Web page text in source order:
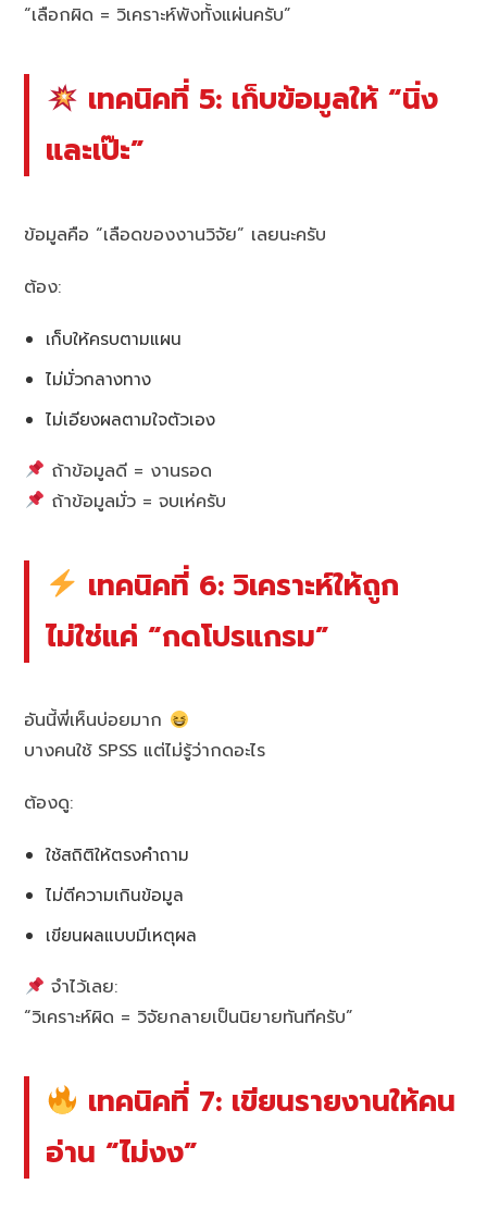
“เลือกผิด = วิเคราะห์พังทั้งแผ่นครับ”
เทคนิคที่ 5: เก็บข้อมูลให้ “นิ่ง
และเป๊ะ”
ข้อมูลคือ “เลือดของงานวิจัย” เลยนะครับ
ต้อง:
เก็บให้ครบตามแผน
ไม่มั่วกลางทาง
ไม่เอียงผลตามใจตัวเอง
ถ้าข้อมูลดี = งานรอด
ถ้าข้อมูลมั่ว = จบเห่ครับ
เทคนิคที่ 6: วิเคราะห์ให้ถูก
ไม่ใช่แค่ “กดโปรแกรม”
อันนี้พี่เห็นบ่อยมาก
บางคนใช้ SPSS แต่ไม่รู้ว่ากดอะไร
ต้องดู:
ใช้สถิติให้ตรงคำถาม
ไม่ตีความเกินข้อมูล
เขียนผลแบบมีเหตุผล
จำไว้เลย:
“วิเคราะห์ผิด = วิจัยกลายเป็นนิยายทันทีครับ”
เทคนิคที่ 7: เขียนรายงานให้คน
อ่าน “ไม่งง”